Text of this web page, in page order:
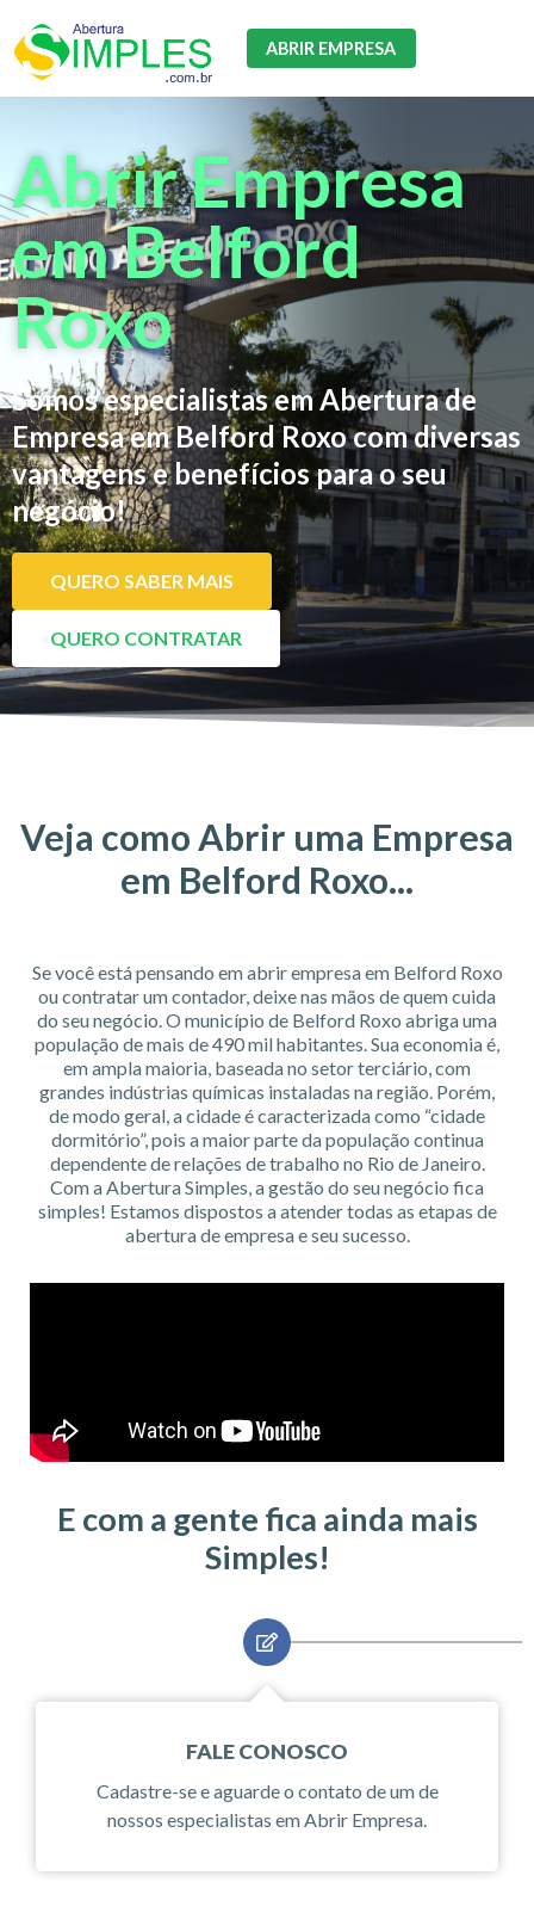
ABRIR EMPRESA
Abrir Empresa
em Belford
Roxo
Somos especialistas em Abertura de
Empresa em Belford Roxo com diversas
vantagens e benefícios para o seu
negócio!
QUERO SABER MAIS
QUERO CONTRATAR
Veja como Abrir uma Empresa
em Belford Roxo...
Se você está pensando em abrir empresa em Belford Roxo
ou contratar um contador, deixe nas mãos de quem cuida
do seu negócio. O município de Belford Roxo abriga uma
população de mais de 490 mil habitantes. Sua economia é,
em ampla maioria, baseada no setor terciário, com
grandes indústrias químicas instaladas na região. Porém,
de modo geral, a cidade é caracterizada como “cidade
dormitório”, pois a maior parte da população continua
dependente de relações de trabalho no Rio de Janeiro.
Com a Abertura Simples, a gestão do seu negócio fica
simples! Estamos dispostos a atender todas as etapas de
abertura de empresa e seu sucesso.
E com a gente fica ainda mais
Simples!
FALE CONOSCO
Cadastre-se e aguarde o contato de um de
nossos especialistas em Abrir Empresa.